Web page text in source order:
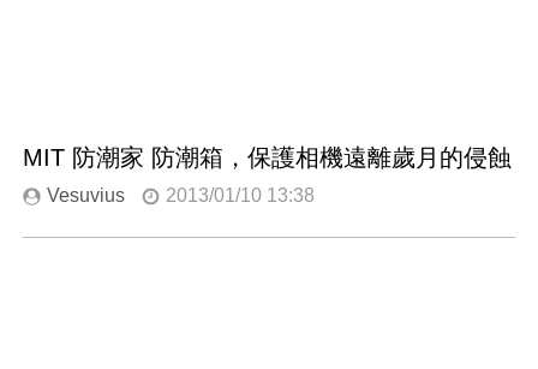
MIT 防潮家 防潮箱，保護相機遠離歲月的侵蝕
Vesuvius 2013/01/10 13:38